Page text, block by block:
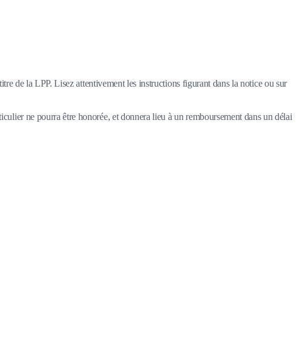
de la LPP. Lisez attentivement les instructions figurant dans la notice ou sur
ne pourra être honorée, et donnera lieu à un remboursement dans un délai